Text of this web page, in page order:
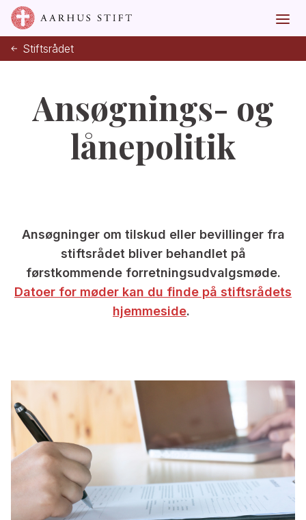
Stiftsrådet
Ansøgnings- og
lånepolitik
Ansøgninger om tilskud eller bevillinger fra
stiftsrådet bliver behandlet på
førstkommende forretningsudvalgsmøde.
Datoer for møder kan du finde på stiftsrådets
hjemmeside.